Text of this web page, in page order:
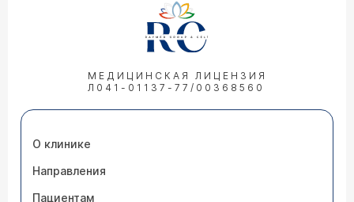
МЕДИЦИНСКАЯ ЛИЦЕНЗИЯ
Л041-01137-77/00368560
О клинике
Направления
Пациентам